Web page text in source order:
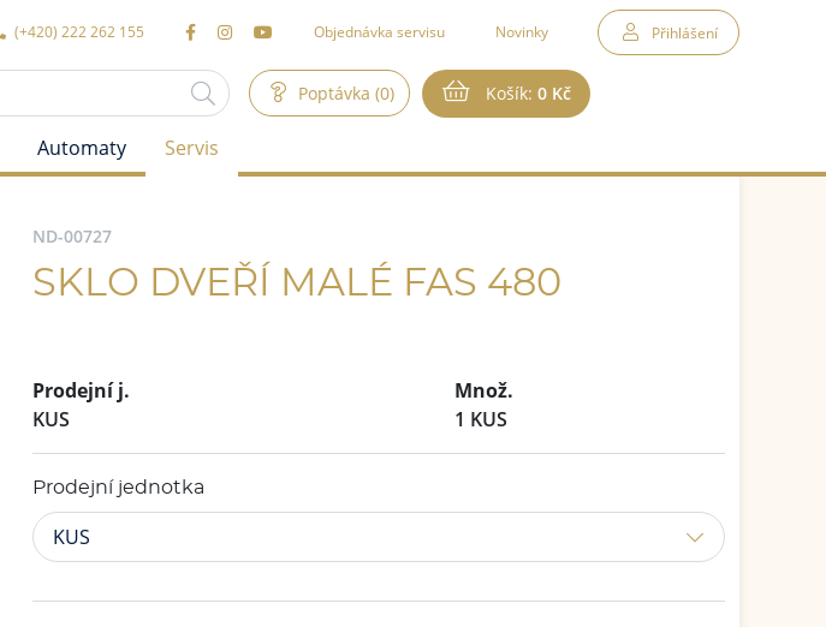
Přihlášení
(+420) 222 262 155 Objednávka servisu Novinky
Poptávka (0) Košík:0 Kč
ND-00727
SKLO DVEŘÍ MALÉ FAS 480
Prodejní j.
Množ.
KUS
1 KUS
Prodejní jednotka
KUS
Automaty Servis